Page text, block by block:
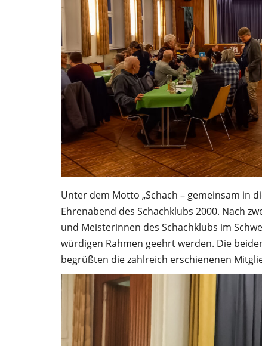
Unter dem Motto „Schach – gemeinsam in
Ehrenabend des Schachklubs 2000. Nach
und Meisterinnen des Schachklubs im
würdigen Rahmen geehrt werden. Die
begrüßten die zahlreich erschienenen